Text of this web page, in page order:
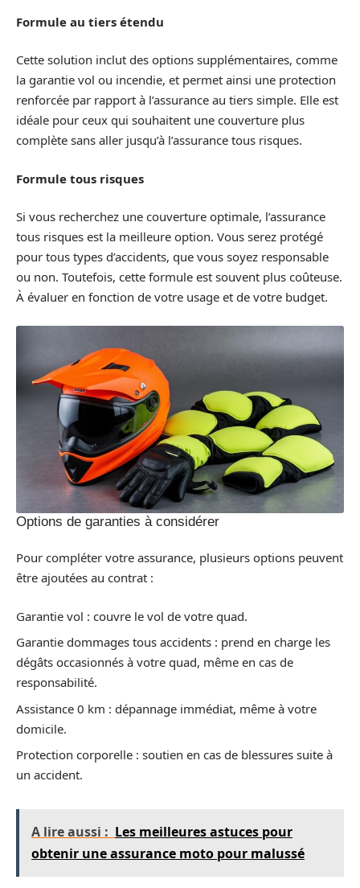
Formule au tiers étendu
Cette solution inclut des options supplémentaires, comme
la garantie vol ou incendie, et permet ainsi une protection
renforcée par rapport à l’assurance au tiers simple. Elle est
idéale pour ceux qui souhaitent une couverture plus
complète sans aller jusqu’à l’assurance tous risques.
Formule tous risques
Si vous recherchez une couverture optimale, l’assurance
tous risques est la meilleure option. Vous serez protégé
pour tous types d’accidents, que vous soyez responsable
ou non. Toutefois, cette formule est souvent plus coûteuse.
À évaluer en fonction de votre usage et de votre budget.
Options de garanties à considérer
Pour compléter votre assurance, plusieurs options peuvent
être ajoutées au contrat :
Garantie vol : couvre le vol de votre quad.
Garantie dommages tous accidents : prend en charge les
dégâts occasionnés à votre quad, même en cas de
responsabilité.
Assistance 0 km : dépannage immédiat, même à votre
domicile.
Protection corporelle : soutien en cas de blessures suite à
un accident.
A lire aussi : Les meilleures astuces pour
obtenir une assurance moto pour malussé